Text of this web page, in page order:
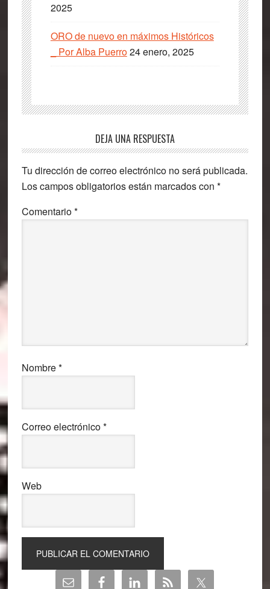
2025
ORO de nuevo en máximos Históricos
_ Por Alba Puerro24 enero, 2025
Interacciones
con
los
lectores
DEJA UNA RESPUESTA
Tu dirección de correo electrónico no será publicada.
Los campos obligatorios están marcados con *
Comentario*
Nombre*
Correo electrónico*
Web
Barra